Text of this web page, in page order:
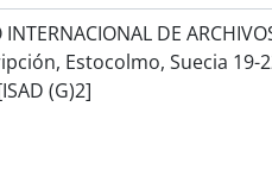
INTERNACIONAL DE
Estocolmo, Suecia 19-
(G)2]